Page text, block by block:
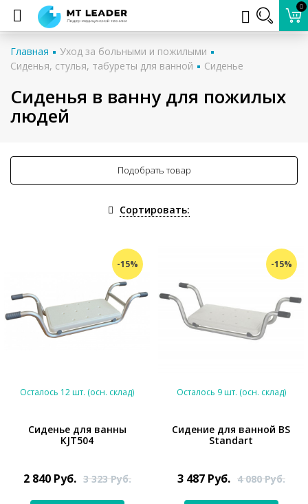
0
Главная
Уход за больными и пожилыми
Сиденья, стулья, табуреты для ванной
Сиденье
Сиденья в ванну для пожилых
людей
Подобрать товар
Сортировать:
-15%
*}
Осталось 12 шт. (осн. склад)
Cиденье для ванны
KJT504
2 840 Руб. 3 323Руб.
-15%
*}
Осталось 9 шт. (осн. склад)
Сидение для ванной BS
Standart
3 487 Руб. 4 080Руб.